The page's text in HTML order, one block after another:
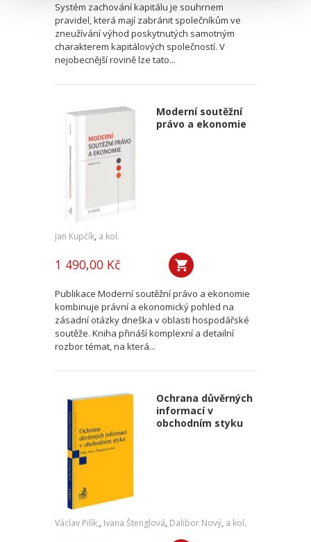
Systém zachování kapitálu je souhrnem
pravidel, která mají zabránit společníkům ve
zneužívání výhod poskytnutých samotným
charakterem kapitálových společností. V
nejobecnější rovině lze tato...
Moderní soutěžní
právo a ekonomie
Jan Kupčík, a kol.
1 490,00 Kč
Publikace Moderní soutěžní právo a ekonomie
kombinuje právní a ekonomický pohled na
zásadní otázky dneška v oblasti hospodářské
soutěže. Kniha přináší komplexní a detailní
rozbor témat, na která...
Ochrana důvěrných
informací v
obchodním styku
Václav Pilík,, Ivana Štenglová, Dalibor Nový, a kol.